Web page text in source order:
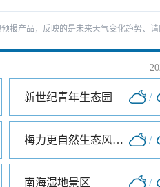
报产品，反映的是未来天气变化趋势、
新世纪青年生态园 /
梅力更自然生态风景区 /
南海湿地景区 /